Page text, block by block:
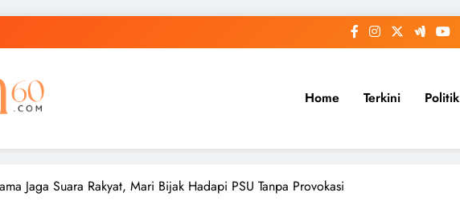
Home Terkini Politik
Jaga Suara Rakyat, Mari Bijak Hadapi PSU Tanpa Provokasi